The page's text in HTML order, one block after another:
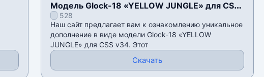
Модель Glock-18 «YELLOW JUNGLE» для CSS
v34528
Наш сайт предлагает вам к ознакомлению уникальное
дополнение в виде модели Glock-18 «YELLOW
JUNGLE» для CSS v34. Этот
Скачать